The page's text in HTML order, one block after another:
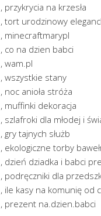
, przykrycia na krzesła
, tort urodzinowy
, minecraftmarypl
, co na dzien babci
, wam.pl
, wszystkie stany
, noc anioła stróża
, muffinki dekoracja
, szlafroki dla młodej i
, gry tajnych służb
, ekologiczne torby
, dzień dziadka i babci
, podręczniki dla
, ile kasy na komunię od
, prezent na.dzien.babci